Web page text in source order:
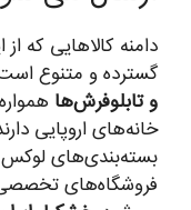
دامنه کالاهایی که
گسترده و متنوع
و تابلوفرش‌ها
خانه‌های اروپایی
بسته‌بندی‌های لوکس
فروشگاه‌های تخصصی